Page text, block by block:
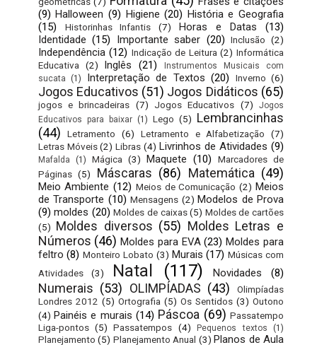
(9) Halloween (9) Higiene (20) História e Geografia
(15)
Historinhas Infantis (7) Horas e Datas
(13)
Identidade (15) Importante saber (20) Inclusão (2)
Independência (12) Indicação de Leitura (2) Informática
Educativa
(2) Inglês (21)
Instrumentos Musicais com
sucata
(1) Interpretação de Textos (20) Inverno (6)
Jogos Educativos (51) Jogos Didáticos (65)
jogos e brincadeiras (7) Jogos Educativos (7)
Jogos
Educativos para baixar (1) Lego (5) Lembrancinhas
(44)
Letramento (6) Letramento e Alfabetização
(7)
Letras Móveis (2) Libras (4) Livrinhos de Atividades (9)
Mafalda (1) Mágica (3) Maquete (10)
Marcadores de
Páginas (5) Máscaras (86) Matemática (49)
Meio Ambiente (12) Meios de Comunicação (2) Meios
de Transporte (10) Mensagens (2) Modelos de Prova
(9) moldes (20) Moldes de caixas (5) Moldes de cartões
(5) Moldes diversos (55) Moldes Letras e
Números (46) Moldes para EVA (23) Moldes para
feltro (8) Monteiro Lobato (3) Murais (17) Músicas com
Atividades
(3) Natal (117) Novidades (8)
Numerais (53) OLIMPÍADAS (43)
Olimpíadas
Londres 2012 (5) Ortografia (5) Os Sentidos (3) Outono
(4) Painéis e murais (14) Páscoa (69) Passatempo
Liga-pontos (5) Passatempos (4) Pequenos textos (1)
Planejamento (5) Planejamento Anual (3) Planos de Aula